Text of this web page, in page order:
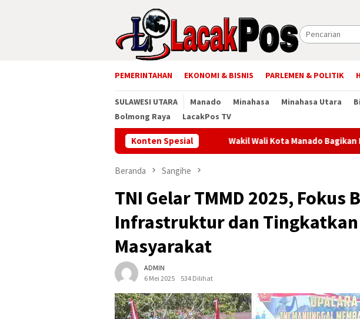
PEMERINTAHAN EKONOMI & BISNIS PARLEMEN & POLITIK
SULAWESI UTARA Manado Minahasa Minahasa Utara
Bolmong Raya
LacakPos TV
Konten SpesialWakil Wali Kota Manado Bagikan Bendera
Beranda Sangihe
TNI Gelar TMMD 2025, Fokus
Infrastruktur dan Tingkatkan
Masyarakat
ADMIN
6 Mei 2025
534 Dilihat